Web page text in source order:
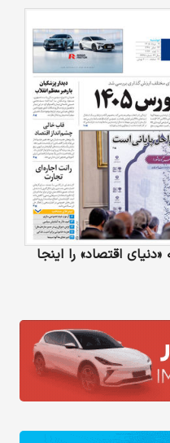
اقتصاد» را اینجا